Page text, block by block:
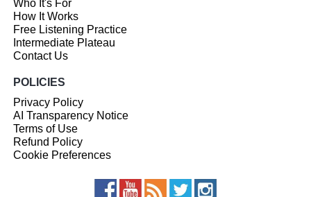
Who It's For
How It Works
Free Listening Practice
Intermediate Plateau
Contact Us
POLICIES
Privacy Policy
AI Transparency Notice
Terms of Use
Refund Policy
Cookie Preferences